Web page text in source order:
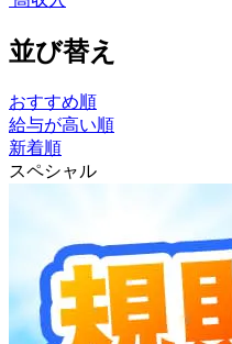
並び替え
おすすめ順
給与が高い順
新着順
スペシャル